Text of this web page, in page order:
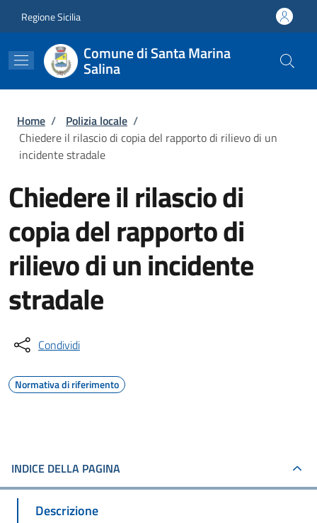
Regione Sicilia
Comune di Santa Marina
Salina
Briciole di pane
Home / Polizia locale /
Chiedere il rilascio di copia del rapporto di rilievo di un
incidente stradale
Chiedere il rilascio di
copia del rapporto di
rilievo di un incidente
stradale
Condividi
Normativa di riferimento
INDICE DELLA PAGINA
Descrizione